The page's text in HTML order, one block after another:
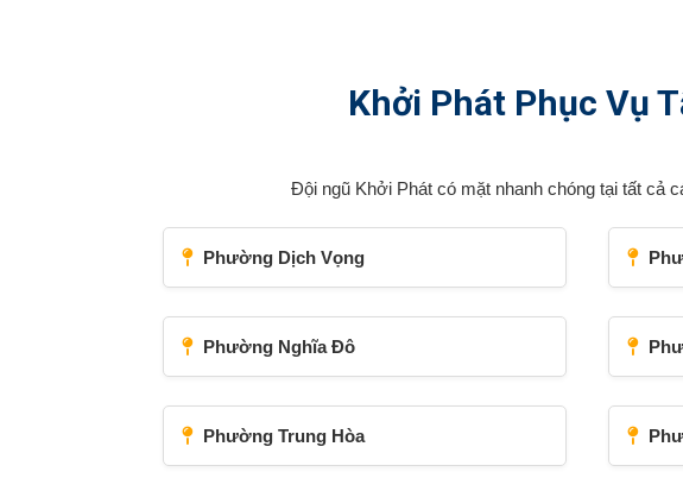
Khởi Phát Phục Vụ
Đội ngũ Khởi Phát có mặt nhanh chóng tại tất cả
Phường Dịch Vọng
Phường Nghĩa Đô
Phường Trung Hòa